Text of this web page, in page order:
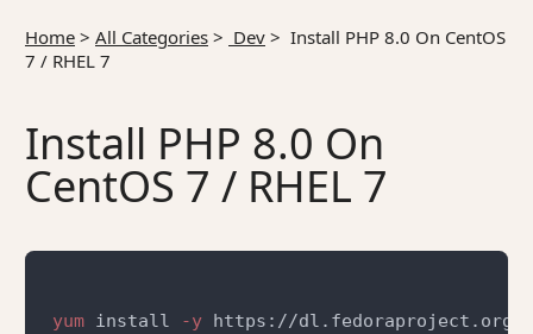
Home > All Categories > Dev > Install PHP 8.0 On CentOS
7 / RHEL 7
Install PHP 8.0 On
CentOS 7 / RHEL 7
yum install -y